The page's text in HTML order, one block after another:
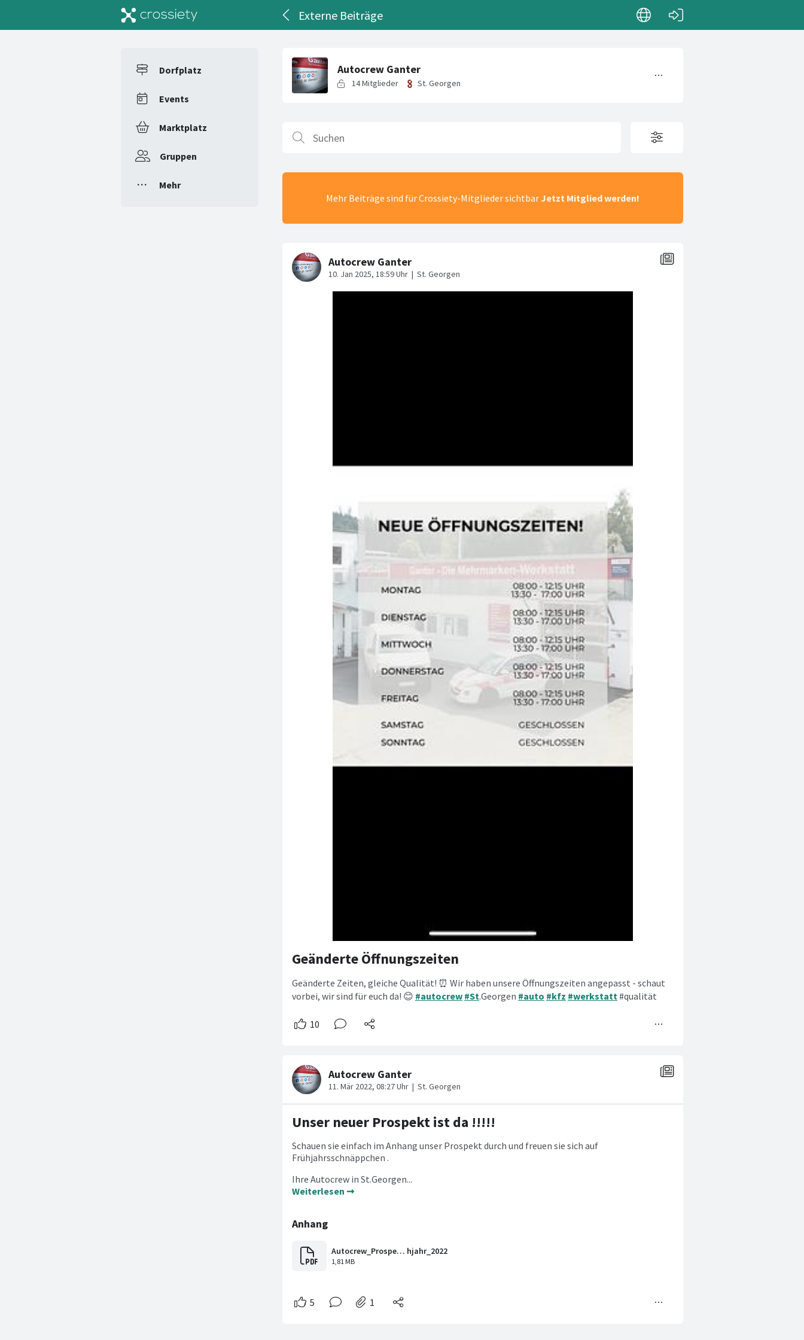
Externe Beiträge
Dorfplatz
Events
Marktplatz
Gruppen
Mehr
Mehr Beiträge sind für Crossiety-Mitglieder sichtbar Jetzt Mitglied werden!
Geänderte Öffnungszeiten
Geänderte Zeiten, gleiche Qualität! ⏰ Wir haben unsere Öffnungszeiten angepasst - schaut
vorbei, wir sind für euch da! 😊 #autocrew #St.Georgen #auto #kfz #werkstatt #qualität
Unser neuer Prospekt ist da !!!!!
Schauen sie einfach im Anhang unser Prospekt durch und freuen sie sich auf
Frühjahrsschnäppchen .
Ihre Autocrew in St.Georgen...
Weiterlesen ➞